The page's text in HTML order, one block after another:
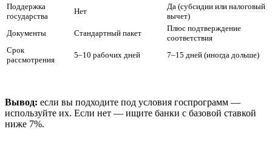
Поддержка
государства
Нет
Да (субсидии или налоговый
вычет)
Документы
Стандартный пакет
Плюс подтверждение
соответствия
Срок
рассмотрения
5–10 рабочих дней 7–15 дней (иногда дольше)
Вывод: если вы подходите под условия госпрограмм —
используйте их. Если нет — ищите банки с базовой ставкой
ниже 7%.